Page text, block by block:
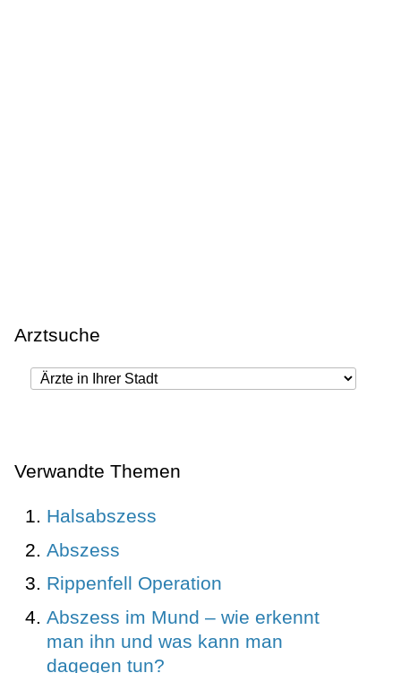
Arztsuche
Verwandte Themen
Halsabszess
Abszess
Rippenfell Operation
Abszess im Mund – wie erkennt
man ihn und was kann man
dagegen tun?